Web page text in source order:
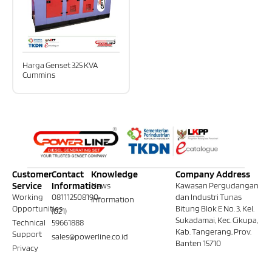
Harga Genset 325 KVA
Cummins
Customer
Service
Working
Opportunities
Technical
Support
Privacy
Contact
Information
081112508190
(021)
59661888
sales@powerline.co.id
Knowledge
News
Information
Company Address
Kawasan Pergudangan
dan Industri Tunas
Bitung Blok E No. 3, Kel.
Sukadamai, Kec. Cikupa,
Kab. Tangerang, Prov.
Banten 15710